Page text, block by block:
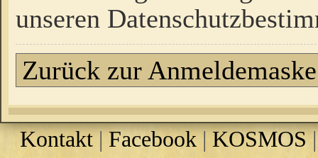
unseren
Zurück zur Anmeldemaske
Kontakt|Facebook|KOSMOS